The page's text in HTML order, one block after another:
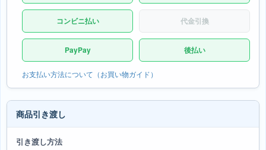
コンビニ払い 代金引換
PayPay 後払い
お支払い方法について（お買い物ガイド）
商品引き渡し
引き渡し方法